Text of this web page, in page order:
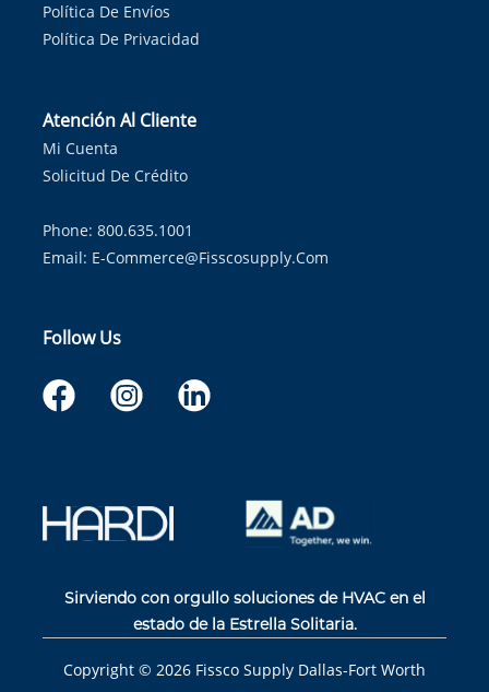
Política De Envíos
Política De Privacidad
Atención Al Cliente
Mi Cuenta
Solicitud De Crédito
Phone: 800.635.1001
Email: E-Commerce@fisscosupply.com
Follow Us
Sirviendo con orgullo soluciones de HVAC en el
estado de la Estrella Solitaria.
Copyright © 2026 Fissco Supply Dallas-Fort Worth